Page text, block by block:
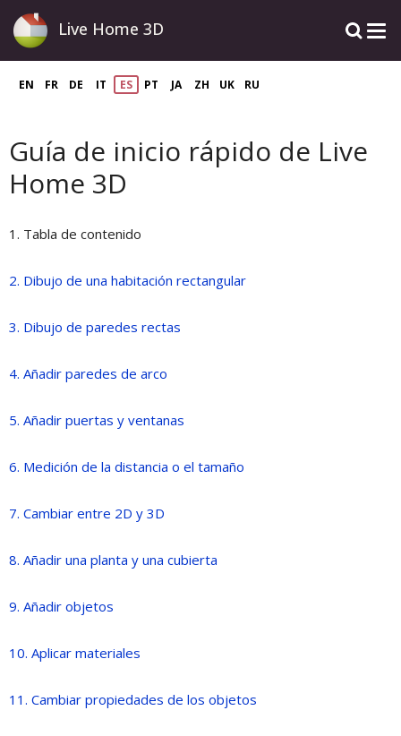
Live Home 3D
EN FR DE IT ES PT JA ZH UK RU
Guía de inicio rápido de Live
Home 3D
1. Tabla de contenido
2. Dibujo de una habitación rectangular
3. Dibujo de paredes rectas
4. Añadir paredes de arco
5. Añadir puertas y ventanas
6. Medición de la distancia o el tamaño
7. Cambiar entre 2D y 3D
8. Añadir una planta y una cubierta
9. Añadir objetos
10. Aplicar materiales
11. Cambiar propiedades de los objetos